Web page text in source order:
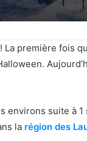
La première fois
environs suite à 1
la région des